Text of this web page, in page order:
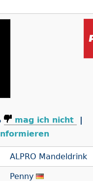
mag ich nicht
ALPRO Mandeldrink
Penny